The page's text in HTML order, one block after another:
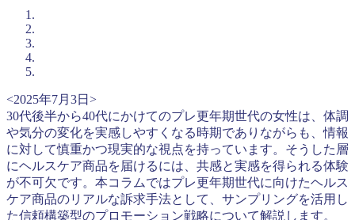
<2025年7月3日>
30代後半から40代にかけてのプレ更年期世代の女性は、体調
や気分の変化を実感しやすくなる時期でありながらも、情報
に対して慎重かつ現実的な視点を持っています。そうした層
にヘルスケア商品を届けるには、共感と実感を得られる体験
が不可欠です。本コラムではプレ更年期世代に向けたヘルス
ケア商品のリアルな訴求手法として、サンプリングを活用し
た信頼構築型のプロモーション戦略について解説します。